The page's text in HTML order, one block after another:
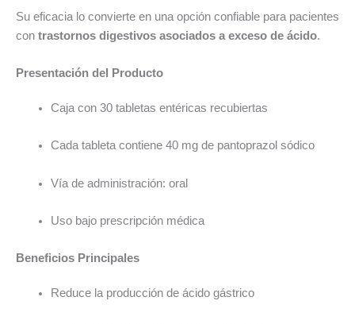
Su eficacia lo convierte en una opción confiable para pacientes
con trastornos digestivos asociados a exceso de ácido.
Presentación del Producto
Caja con 30 tabletas entéricas recubiertas
Cada tableta contiene 40 mg de pantoprazol sódico
Vía de administración: oral
Uso bajo prescripción médica
Beneficios Principales
Reduce la producción de ácido gástrico